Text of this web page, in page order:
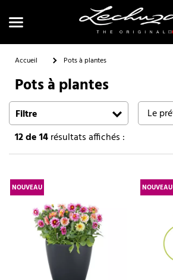
Recherche
Accueil Pots à plantes
Pots à plantes
Filtre
12de 14résultats affichés :
NOUVEAU NOUVEAU